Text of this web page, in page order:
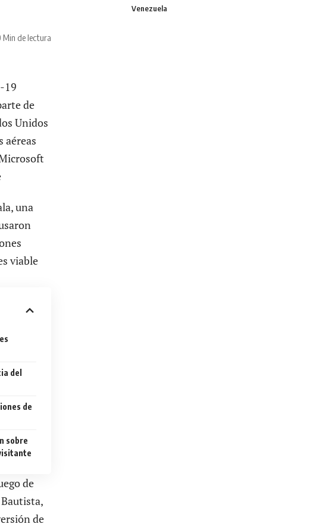
Min de lectura
19
de
Unidos
aéreas
una
viable
del
de
sobre
de
de
Venezuela